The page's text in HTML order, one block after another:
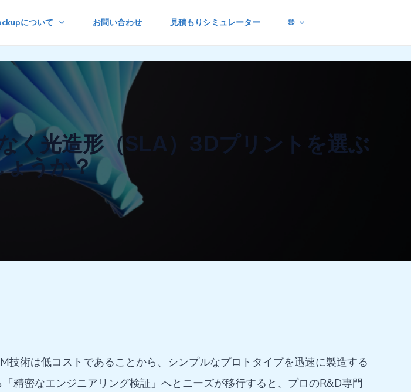
について お問い合わせ 見積もりシミュレーター 🌐
く光造形（SLA）3Dプリントを選ぶ
うか？
術は低コストであることから、シンプルなプロトタイプを迅速に製造する
精密なエンジニアリング検証」へとニーズが移行すると、プロのR&D専門